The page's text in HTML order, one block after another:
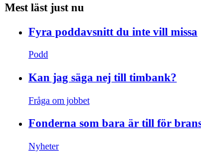
Mest läst just nu
Fyra poddavsnitt du inte vill missa
Podd
Kan jag säga nej till timbank?
Fråga om jobbet
Fonderna som bara är till för
Nyheter